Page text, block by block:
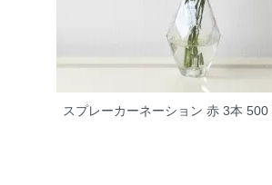
スプレーカーネーション 赤 3本 500